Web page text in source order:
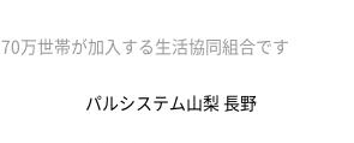
万世帯が加入する生活協同組合です
パルシステム山梨 長野